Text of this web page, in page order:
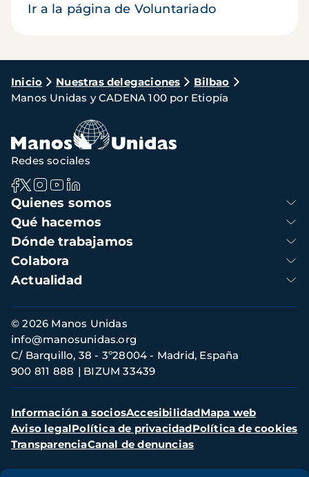
Ir a la página de Voluntariado
Ruta
de
navegación
Inicio Nuestras delegaciones
Bilbao
Manos Unidas y CADENA 100 por Etiopía
Navegación
principal
Quienes somos
Qué hacemos
Dónde trabajamos
Colabora
Actualidad
Redes sociales
Información
de
contacto
© 2026 Manos Unidas
C/ Barquillo, 38 - 3º28004 - Madrid, España
900 811 888
BIZUM 33439
info@manosunidas.org
Menú
secundario
Información a sociosAccesibilidadMapa web
Aviso legalPolítica de privacidadPolítica de cookies
TransparenciaCanal de denuncias